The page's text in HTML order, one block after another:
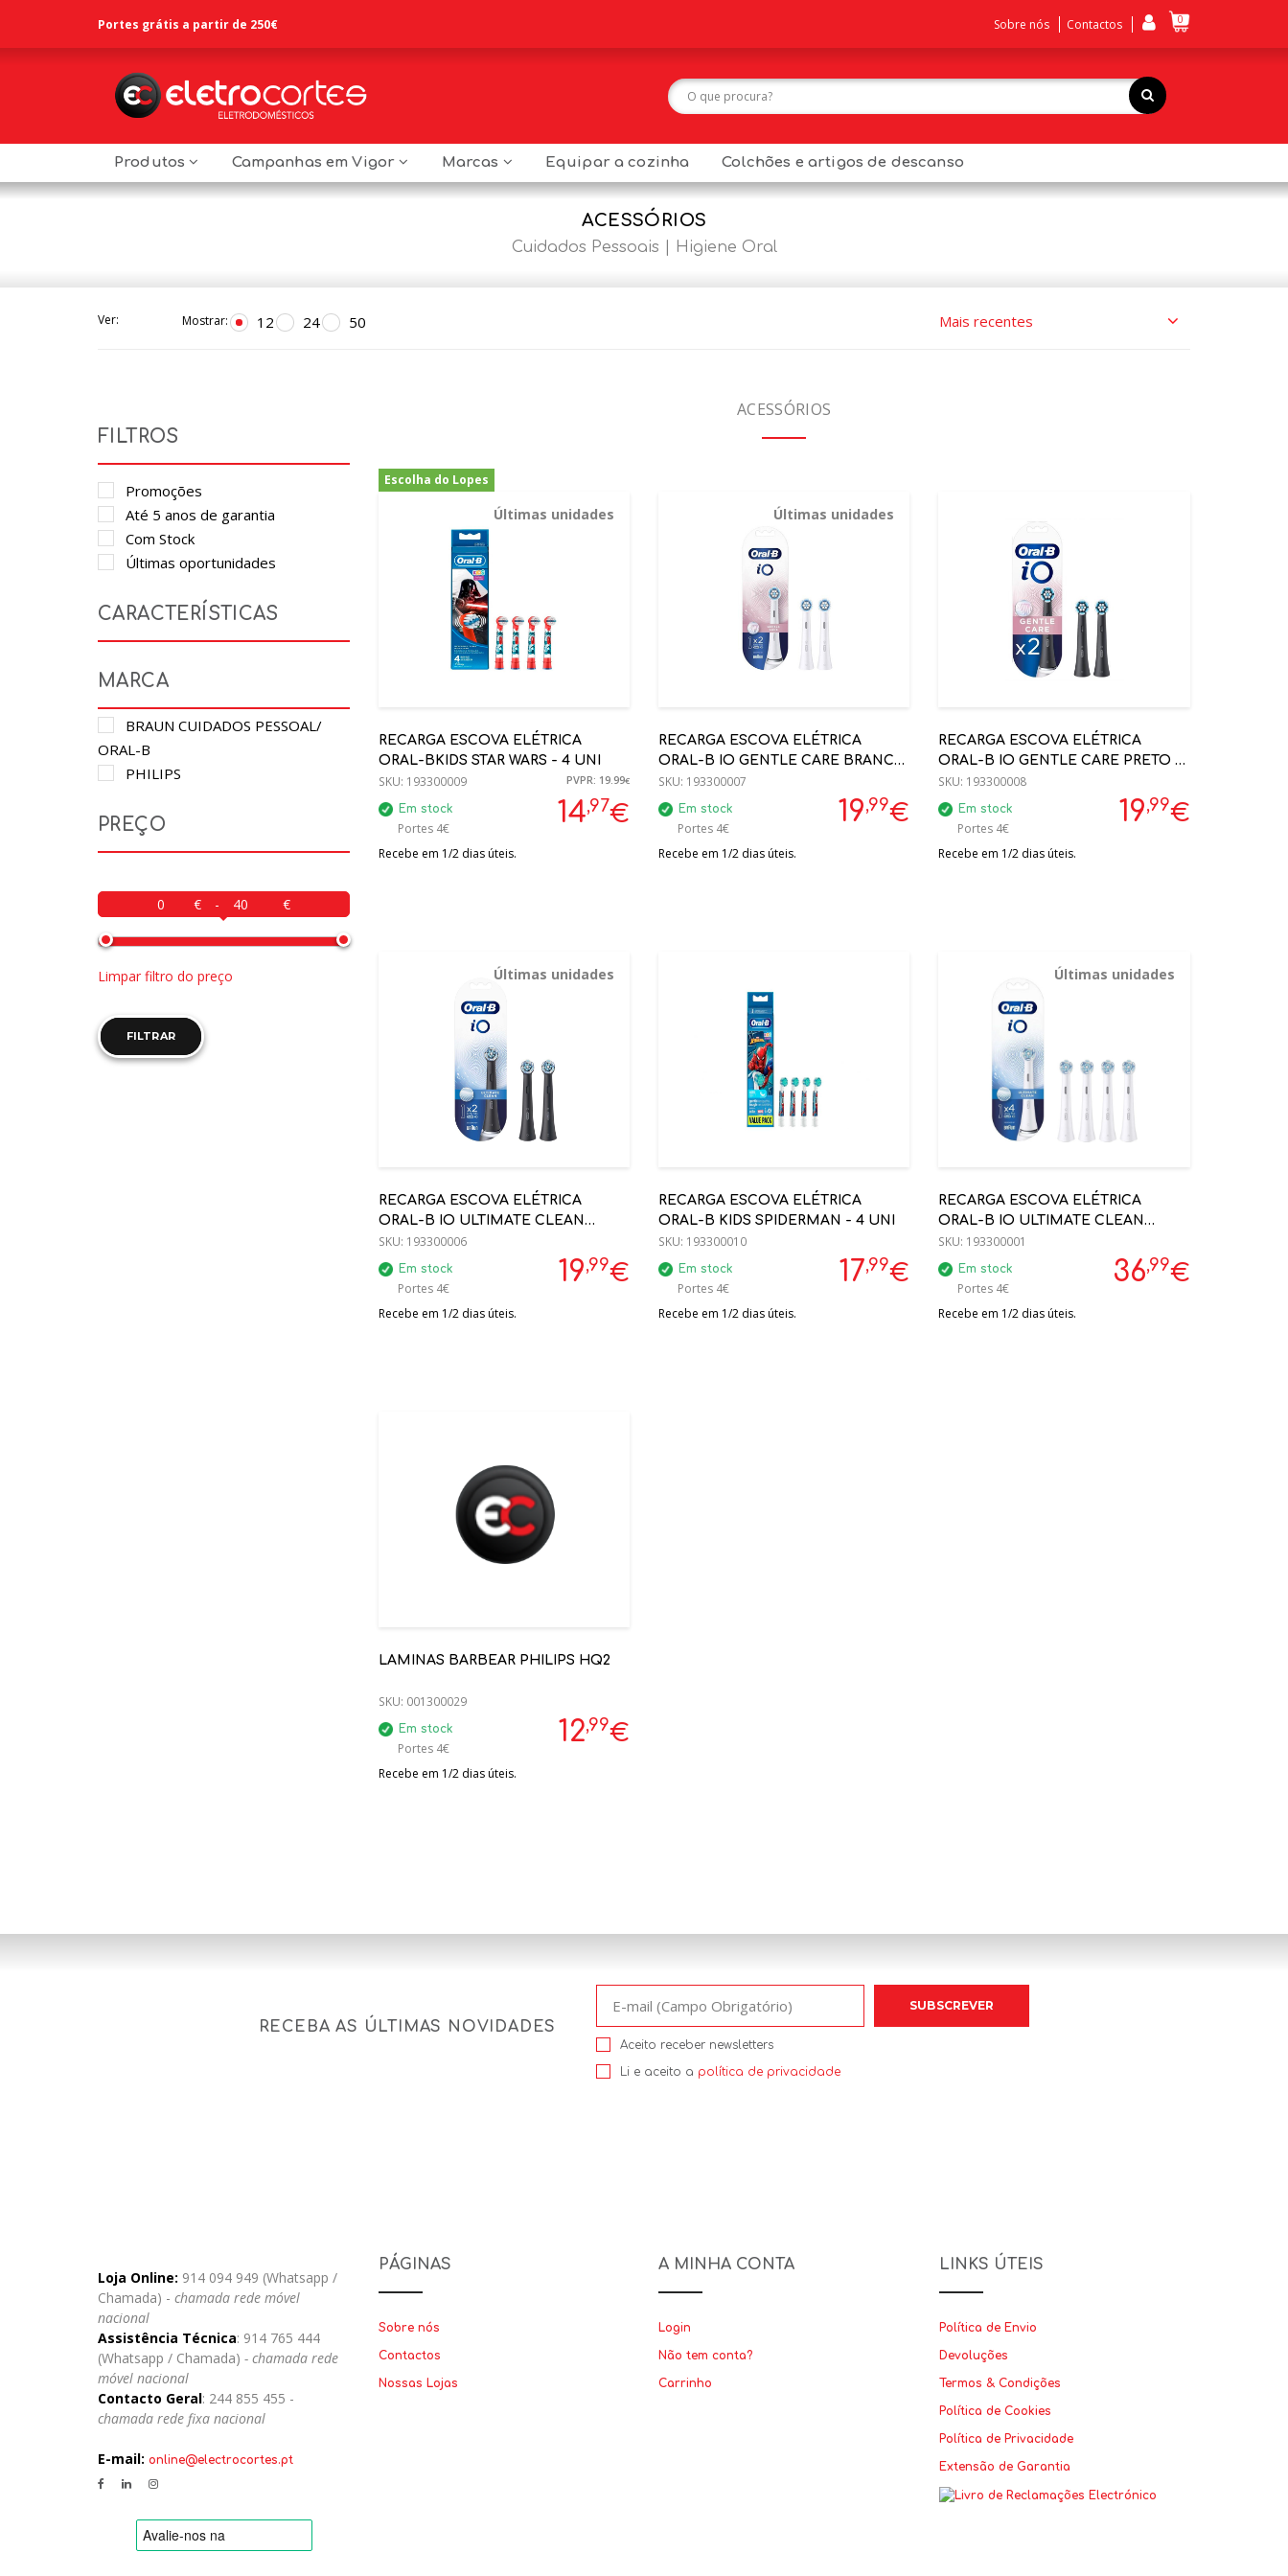
Portes grátis a partir de 250€ Sobre nós Contactos 0
Produtos Campanhas em Vigor Marcas Equipar a cozinha Colchões e artigos de descanso
ACESSÓRIOS
Cuidados Pessoais Higiene Oral
Ver: Mostrar: 12 24 50
FILTROS
Promoções
Até 5 anos de garantia
Com Stock
Últimas oportunidades
CARACTERÍSTICAS
MARCA
BRAUN CUIDADOS PESSOAL/
ORAL-B
PHILIPS
PREÇO
-
Limpar filtro do preço
FILTRAR
ACESSÓRIOS
Escolha do Lopes
Últimas unidades
-25%
RECARGA ESCOVA ELÉTRICA
ORAL-BKIDS STAR WARS - 4 UNI
PVPR: 19.99€
14,97€
SKU: 193300009
Em stock
Portes 4€
Recebe em 1/2 dias úteis.
Últimas unidades
RECARGA ESCOVA ELÉTRICA
ORAL-B IO GENTLE CARE BRANCO
- 2 UNI
19,99€
SKU: 193300007
Em stock
Portes 4€
Recebe em 1/2 dias úteis.
RECARGA ESCOVA ELÉTRICA
ORAL-B IO GENTLE CARE PRETO -
2 UNI
19,99€
SKU: 193300008
Em stock
Portes 4€
Recebe em 1/2 dias úteis.
Últimas unidades
RECARGA ESCOVA ELÉTRICA
ORAL-B IO ULTIMATE CLEAN
PRETO - 2 UNI
19,99€
SKU: 193300006
Em stock
Portes 4€
Recebe em 1/2 dias úteis.
RECARGA ESCOVA ELÉTRICA
ORAL-B KIDS SPIDERMAN - 4 UNI
17,99€
SKU: 193300010
Em stock
Portes 4€
Recebe em 1/2 dias úteis.
Últimas unidades
RECARGA ESCOVA ELÉTRICA
ORAL-B IO ULTIMATE CLEAN
WHITE 4 UNIDADES
36,99€
SKU: 193300001
Em stock
Portes 4€
Recebe em 1/2 dias úteis.
LAMINAS BARBEAR PHILIPS HQ2
12,99€
SKU: 001300029
Em stock
Portes 4€
Recebe em 1/2 dias úteis.
RECEBA AS ÚLTIMAS NOVIDADES
Aceito receber newsletters
Li e aceito a política de privacidade
Loja Online: 914 094 949 (Whatsapp /
Chamada) - chamada rede móvel
nacional
Assistência Técnica: 914 765 444
(Whatsapp / Chamada) - chamada rede
móvel nacional
Contacto Geral: 244 855 455 -
chamada rede fixa nacional
E-mail: online@electrocortes.pt
PÁGINAS
Sobre nós
Contactos
Nossas Lojas
A MINHA CONTA
Login
Não tem conta?
Carrinho
LINKS ÚTEIS
Política de Envio
Devoluções
Termos & Condições
Política de Cookies
Política de Privacidade
Extensão de Garantia